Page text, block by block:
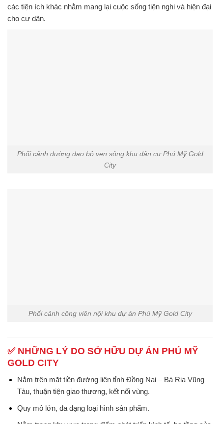
các tiện ích khác nhằm mang lại cuộc sống tiện nghi và hiện đại
cho cư dân.
Phối cảnh đường dạo bộ ven sông khu dân cư Phú Mỹ Gold
City
Phối cảnh công viên nội khu dự án Phú Mỹ Gold City
✅ NHỮNG LÝ DO SỞ HỮU DỰ ÁN PHÚ MỸ
GOLD CITY
Nằm trên mặt tiền đường liên tỉnh Đồng Nai – Bà Rịa Vũng
Tàu, thuận tiện giao thương, kết nối vùng.
Quy mô lớn, đa dạng loại hình sản phẩm.